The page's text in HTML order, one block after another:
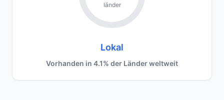
länder
Lokal
Vorhanden in 4.1% der Länder weltweit